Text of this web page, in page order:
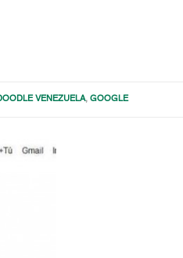
VENEZUELA,GOOGLE